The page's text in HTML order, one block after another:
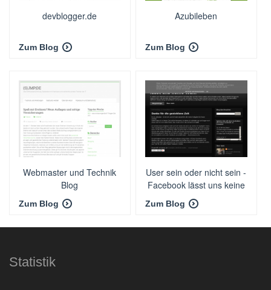
devblogger.de
Zum Blog
Azubileben
Zum Blog
Webmaster und Technik
Blog
Zum Blog
User sein oder nicht sein -
Facebook lässt uns keine
Wahl
Zum Blog
Statistik